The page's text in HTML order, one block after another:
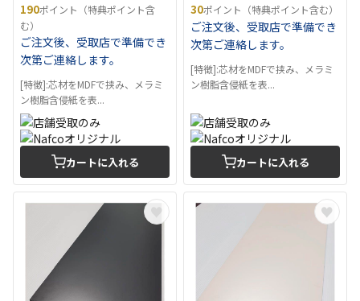
190ポイント（特典ポイント含
む）
ご注文後、受取店で準備でき
次第ご連絡します。
[特徴]:芯材をMDFで挟み、メラミ
ン樹脂含侵紙を表...
カートに入れる
30ポイント（特典ポイント含む）
ご注文後、受取店で準備でき
次第ご連絡します。
[特徴]:芯材をMDFで挟み、メラミ
ン樹脂含侵紙を表...
カートに入れる